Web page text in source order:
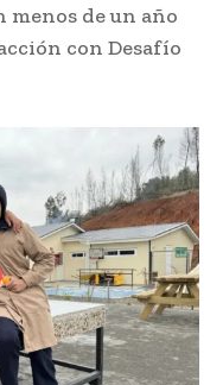
menos de un año
con Desafío